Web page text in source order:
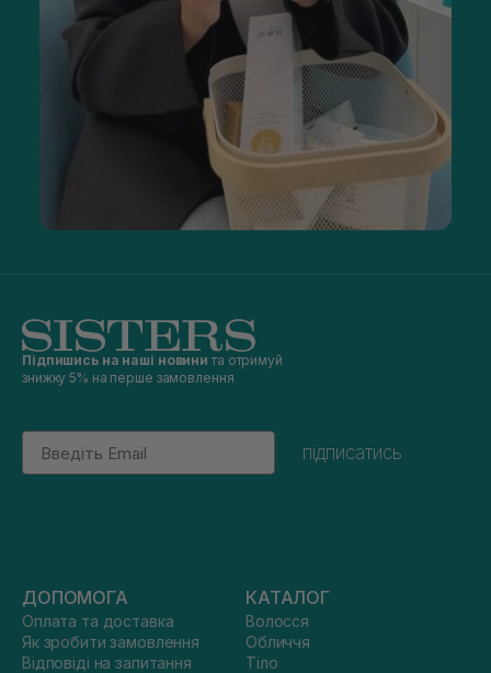
Підпишись на наші новини та отримуй
знижку 5% на перше замовлення
Email
підписатись
ДОПОМОГА
Оплата та доставка
Як зробити замовлення
Відповіді на запитання
КАТАЛОГ
Волосся
Обличчя
Тіло